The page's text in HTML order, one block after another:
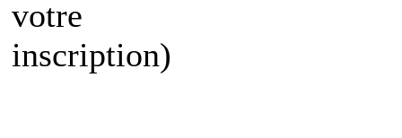
votre
inscription)